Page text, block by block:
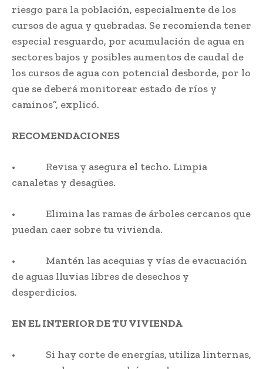
riesgo para la población, especialmente de los
cursos de agua y quebradas. Se recomienda tener
especial resguardo, por acumulación de agua en
sectores bajos y posibles aumentos de caudal de
los cursos de agua con potencial desborde, por lo
que se deberá monitorear estado de ríos y
caminos”, explicó.
RECOMENDACIONES
• Revisa y asegura el techo. Limpia
canaletas y desagües.
• Elimina las ramas de árboles cercanos que
puedan caer sobre tu vivienda.
• Mantén las acequias y vías de evacuación
de aguas lluvias libres de desechos y
desperdicios.
EN EL INTERIOR DE TU VIVIENDA
• Si hay corte de energías, utiliza linternas,